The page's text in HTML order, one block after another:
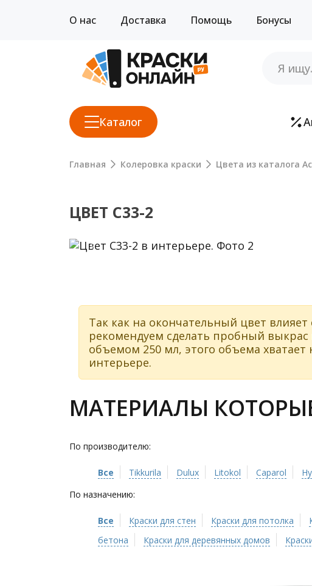
О нас Доставка Помощь Бонусы
Каталог
Главная Колеровка краски Цвета из каталога
ЦВЕТ C33-2
Previous
Так как на окончательный цвет
рекомендуем сделать пробный
объемом 250 мл, этого объема хватает
интерьере.
МАТЕРИАЛЫ
По производителю:
Все Tikkurila Dulux Litokol Caparol
По назначению:
Все Краски для стен Краски для потолка
бетона
Краски для деревянных домов